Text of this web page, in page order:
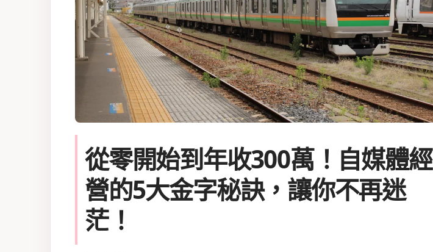
從零開始到年收300萬！自媒體經
營的5大金字秘訣，讓你不再迷
茫！